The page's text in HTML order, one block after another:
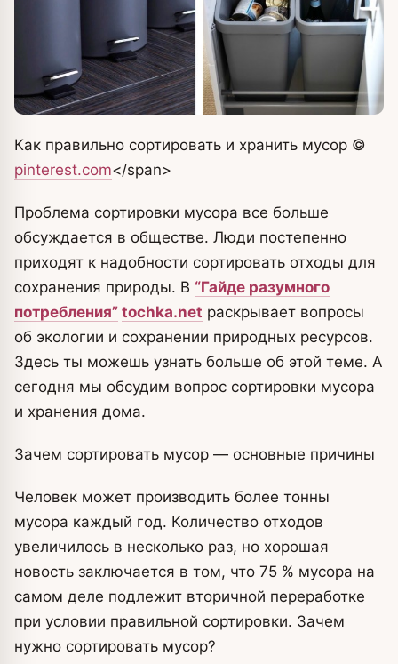
Как правильно сортировать и хранить мусор ©
pinterest.com</span>
Проблема сортировки мусора все больше
обсуждается в обществе. Люди постепенно
приходят к надобности сортировать отходы для
сохранения природы. В “Гайде разумного
потребления” tochka.net раскрывает вопросы
об экологии и сохранении природных ресурсов.
Здесь ты можешь узнать больше об этой теме. А
сегодня мы обсудим вопрос сортировки мусора
и хранения дома.
Зачем сортировать мусор — основные причины
Человек может производить более тонны
мусора каждый год. Количество отходов
увеличилось в несколько раз, но хорошая
новость заключается в том, что 75 % мусора на
самом деле подлежит вторичной переработке
при условии правильной сортировки. Зачем
нужно сортировать мусор?